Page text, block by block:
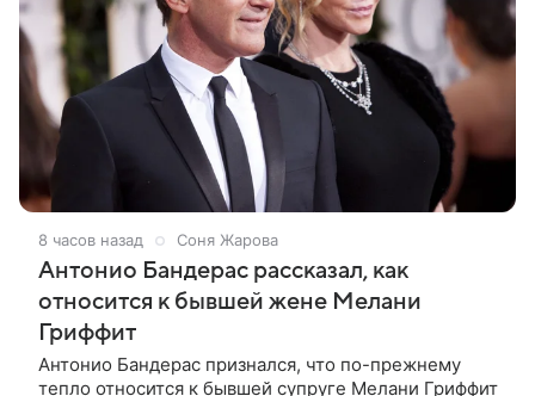
8 часов назад Соня Жарова
Антонио Бандерас рассказал, как
относится к бывшей жене Мелани
Гриффит
Антонио Бандерас признался, что по-прежнему
тепло относится к бывшей супруге Мелани Гриффит